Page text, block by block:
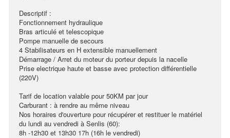
Descriptif :
Fonctionnement hydraulique
Bras articulé et telescopique
Pompe manuelle de secours
4 Stabilisateurs en H extensible manuellement
Démarrage / Arret du moteur du porteur depuis la nacelle
Prise electrique haute et basse avec protection différentielle
(220V)
Tarif de location valable pour 50KM par jour
Carburant : à rendre au même niveau
Nos horaires d'ouverture pour récupérer et restituer le matériel
du lundi au vendredi à Senlis (60):
8h -12h30 et 13h30 17h (16h le vendredi)